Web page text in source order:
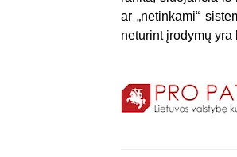
ar „netinkami“
neturint įrodymų yra